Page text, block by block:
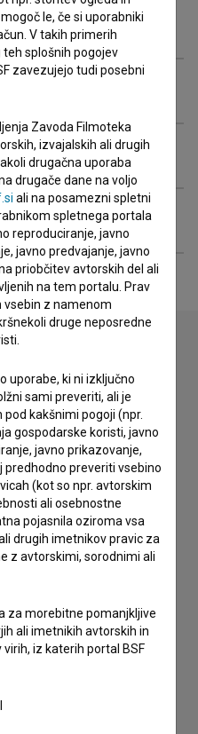
obrazca lahko stopite v
filmov. Veseli bomo vaših
le, če si uporabniki
V takih primerih
splošnih pogojev
zavezujejo tudi posebni
Zavoda Filmoteka
izvajalskih ali drugih
drugačna uporaba
drugače dane na voljo
ali na posamezni spletni
spletnega portala
reproduciranje, javno
javno predvajanje, javno
priobčitev avtorskih del ali
na tem portalu. Prav
vsebin z namenom
druge neposredne
uporabe, ki ni izključno
sami preveriti, ali je
kakšnimi pogoji (npr.
gospodarske koristi, javno
javno prikazovanje,
predhodno preveriti vsebino
(kot so npr. avtorskim
ali osebnostne
pojasnila oziroma vsa
drugih imetnikov pravic za
z avtorskimi, sorodnimi ali
za morebitne pomanjkljive
ali imetnikih avtorskih in
iz katerih portal BSF